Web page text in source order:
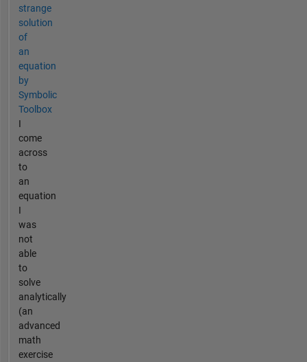
strange
solution
of
an
equation
by
Symbolic
Toolbox
I
come
across
to
an
equation
I
was
not
able
to
solve
analytically
(an
advanced
math
exercise